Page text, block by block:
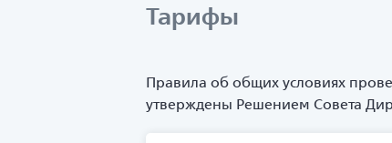
Тарифы
Правила об общих условиях
утверждены Решением Совета